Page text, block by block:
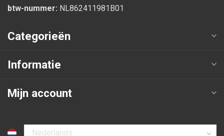
btw-nummer: NL862411981B01
Categorieën
Informatie
Mijn account